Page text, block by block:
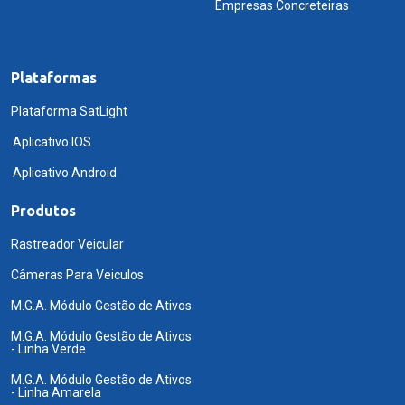
Empresas Concreteiras
Plataformas
Plataforma SatLight
Aplicativo IOS
Aplicativo Android
Produtos
Rastreador Veicular
Câmeras Para Veiculos
M.G.A. Módulo Gestão de Ativos
M.G.A. Módulo Gestão de Ativos
- Linha Verde
M.G.A. Módulo Gestão de Ativos
- Linha Amarela